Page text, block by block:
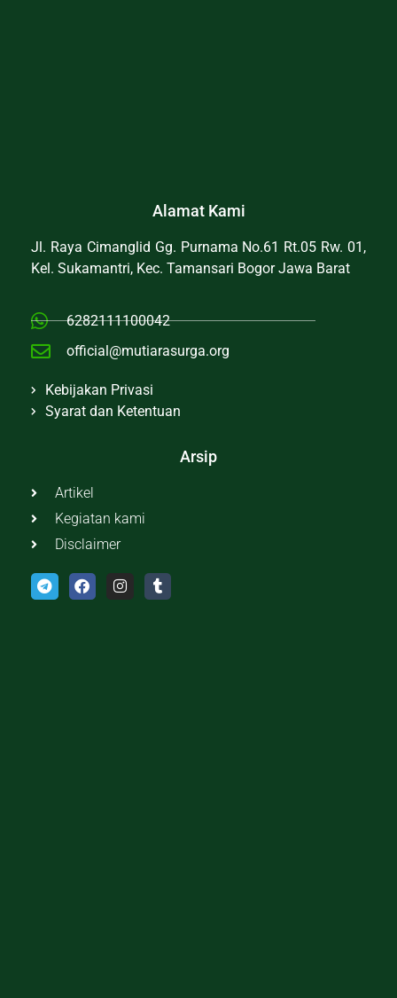
Alamat Kami
Jl. Raya Cimanglid Gg. Purnama No.61 Rt.05 Rw. 01,
Kel. Sukamantri, Kec. Tamansari Bogor Jawa Barat
6282111100042
official@mutiarasurga.org
Kebijakan Privasi
Syarat dan Ketentuan
Arsip
Artikel
Kegiatan kami
Disclaimer